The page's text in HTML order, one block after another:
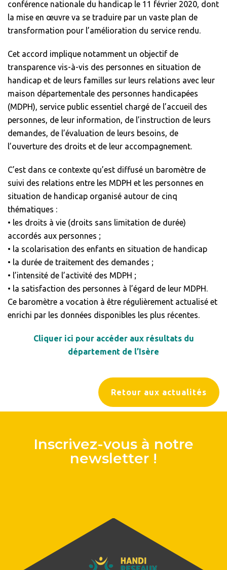
Retour aux actualités
conférence nationale du handicap le 11 février 2020, dont
la mise en œuvre va se traduire par un vaste plan de
transformation pour l’amélioration du service rendu.
Cet accord implique notamment un objectif de
transparence vis-à-vis des personnes en situation de
handicap et de leurs familles sur leurs relations avec leur
maison départementale des personnes handicapées
(MDPH), service public essentiel chargé de l’accueil des
personnes, de leur information, de l’instruction de leurs
demandes, de l’évaluation de leurs besoins, de
l’ouverture des droits et de leur accompagnement.
C’est dans ce contexte qu’est diffusé un baromètre de
suivi des relations entre les MDPH et les personnes en
situation de handicap organisé autour de cinq
thématiques :
• les droits à vie (droits sans limitation de durée)
accordés aux personnes ;
• la scolarisation des enfants en situation de handicap
• la durée de traitement des demandes ;
• l’intensité de l’activité des MDPH ;
• la satisfaction des personnes à l’égard de leur MDPH.
Ce baromètre a vocation à être régulièrement actualisé et
enrichi par les données disponibles les plus récentes.
Cliquer ici pour accéder aux résultats du
département de l’Isère
Inscrivez-vous à notre
newsletter !